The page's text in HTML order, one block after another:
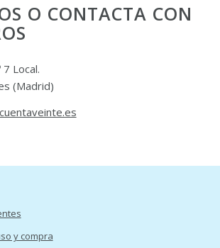
O CONTACTA CON
7 Local.
(Madrid)
y compra